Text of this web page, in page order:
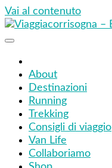
Vai al contenuto
About
Destinazioni
Running
Trekking
Consigli di viaggio
Van Life
Collaboriamo